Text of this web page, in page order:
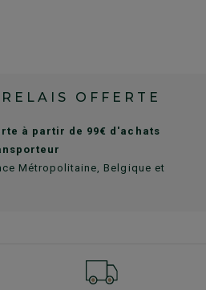
OFFERTE
à partir de 99€ d'achats
Métropolitaine, Belgique et